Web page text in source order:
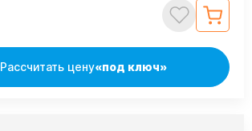
Рассчитать цену«под ключ»